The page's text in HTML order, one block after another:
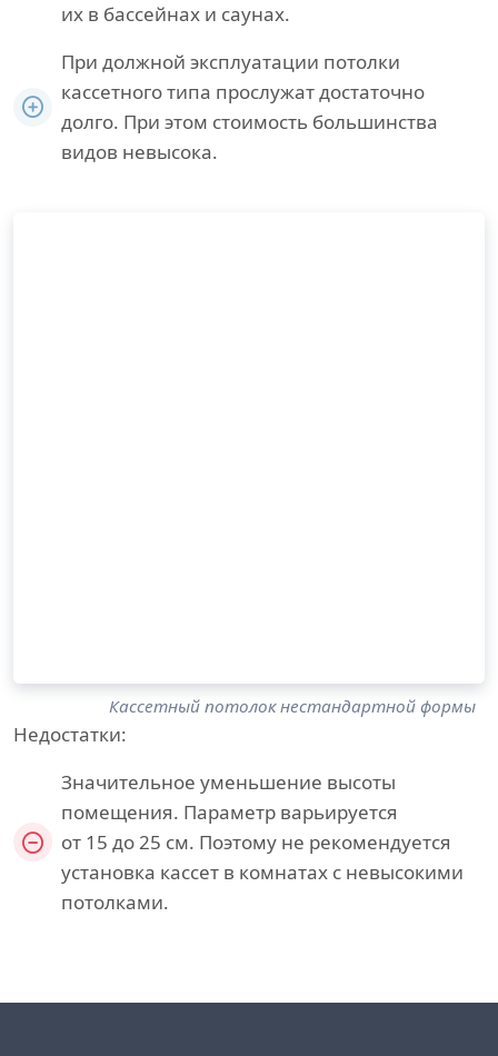
их в бассейнах и саунах.
При должной эксплуатации потолки
кассетного типа прослужат достаточно
долго. При этом стоимость большинства
видов невысока.
Кассетный потолок нестандартной формы
Недостатки:
Значительное уменьшение высоты
помещения. Параметр варьируется
от 15 до 25 см. Поэтому не рекомендуется
установка кассет в комнатах с невысокими
потолками.